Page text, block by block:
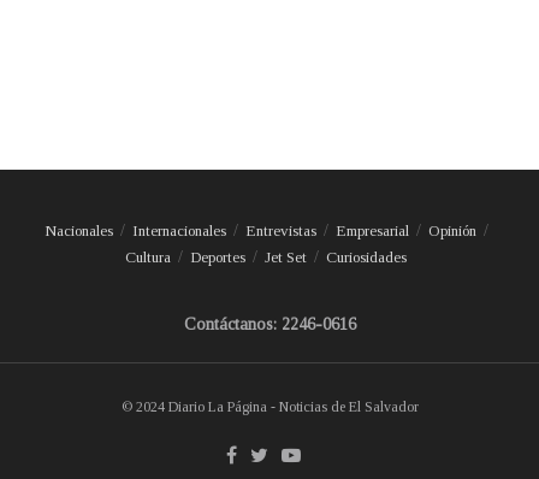
Nacionales Internacionales Entrevistas Empresarial
Opinión
Cultura
Deportes Jet Set Curiosidades
Contáctanos: 2246-0616
© 2024 Diario La Página - Noticias de El Salvador